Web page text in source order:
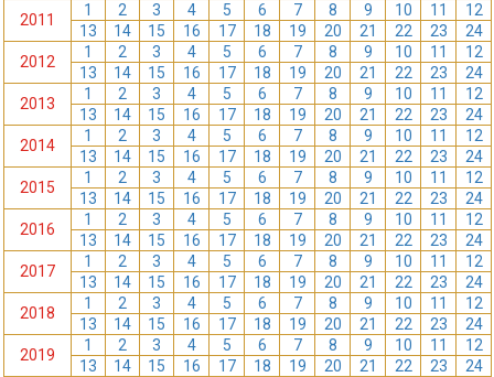
2011
1 2 3 4 5 6 7 8 9 10 11
12
13
14 15 16 17 18 19 20 21 22 23
24
2012
1 2 3 4 5 6 7 8 9 10 11
12
13
14 15 16 17 18 19 20 21 22 23
24
2013
1 2 3 4 5 6 7 8 9 10 11
12
13
14 15 16 17 18 19 20 21 22 23
24
2014
1 2 3 4 5 6 7 8 9 10 11
12
13
14 15 16 17 18 19 20 21 22 23
24
2015
1 2 3 4 5 6 7 8 9 10 11
12
13
14 15 16 17 18 19 20 21 22 23
24
2016
1 2 3 4 5 6 7 8 9 10 11
12
13
14 15 16 17 18 19 20 21 22 23
24
2017
1 2 3 4 5 6 7 8 9 10 11
12
13
14 15 16 17 18 19 20 21 22 23
24
2018
1 2 3 4 5 6 7 8 9 10 11
12
13
14 15 16 17 18 19 20 21 22 23
24
2019
1 2 3 4 5 6 7 8 9 10 11
12
13
14 15 16 17 18 19 20 21 22 23
24